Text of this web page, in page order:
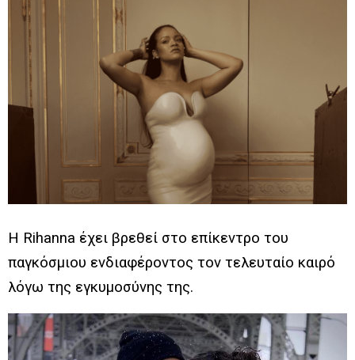
H Rihanna έχει βρεθεί στο επίκεντρο του
παγκόσμιου ενδιαφέροντος τον τελευταίο καιρό
λόγω της εγκυμοσύνης της.